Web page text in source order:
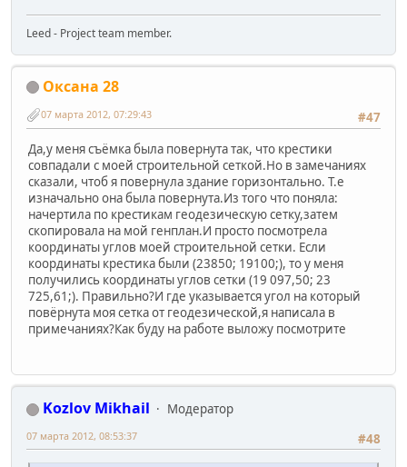
Leed - Project team member.
Оксана 28
#47
07 марта 2012, 07:29:43
Да,у меня съёмка была повернута так, что крестики
совпадали с моей строительной сеткой.Но в замечаниях
сказали, чтоб я повернула здание горизонтально. Т.е
изначально она была повернута.Из того что поняла:
начертила по крестикам геодезическую сетку,затем
скопировала на мой генплан.И просто посмотрела
координаты углов моей строительной сетки. Если
координаты крестика были (23850; 19100;), то у меня
получились координаты углов сетки (19 097,50; 23
725,61;). Правильно?И где указывается угол на который
повёрнута моя сетка от геодезической,я написала в
примечаниях?Как буду на работе выложу посмотрите
Kozlov Mikhail
Модератор
#48
07 марта 2012, 08:53:37